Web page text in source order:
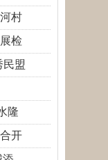
村
检
民盟
隆
开